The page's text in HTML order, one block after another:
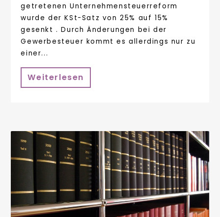
getretenen Unternehmensteuerreform
wurde der KSt-Satz von 25% auf 15%
gesenkt . Durch Änderungen bei der
Gewerbesteuer kommt es allerdings nur zu
einer...
Weiterlesen